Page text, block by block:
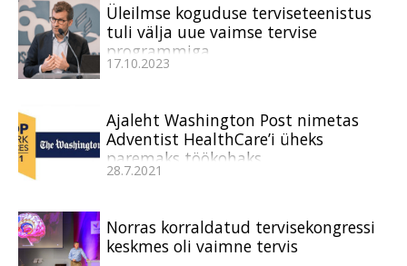
Üleilmse koguduse terviseteenistus
tuli välja uue vaimse tervise
programmiga
17.10.2023
Ajaleht Washington Post nimetas
Adventist HealthCare’i üheks
paremaks töökohaks
28.7.2021
Norras korraldatud tervisekongressi
keskmes oli vaimne tervis